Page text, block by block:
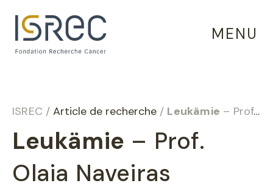
MENU
ISREC / Article de recherche / Leukämie – Prof. Olaia Naveiras (CHUV/UNIL), Prof. Laurence de Leval (CHUV/UNIL), Prof. Bart Deplancke (EPFL) und Dr. Daniel Sage (EPFL)
Leukämie – Prof.
Olaia Naveiras